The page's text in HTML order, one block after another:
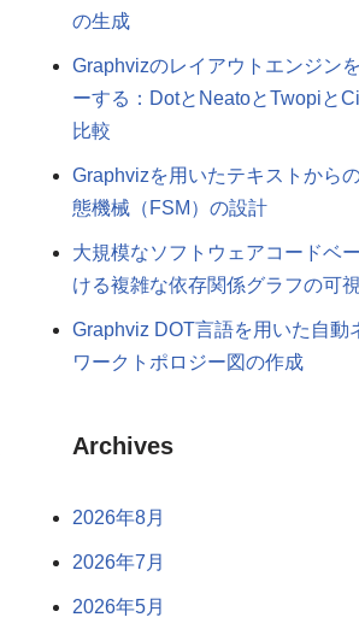
の生成
Graphvizのレイアウトエンジン
ーする：DotとNeatoとTwopiと
比較
Graphvizを用いたテキストから
態機械（FSM）の設計
大規模なソフトウェアコードベ
ける複雑な依存関係グラフの可
Graphviz DOT言語を用いた自動
ワークトポロジー図の作成
Archives
2026年8月
2026年7月
2026年5月